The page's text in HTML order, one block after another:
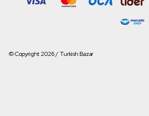
© Copyright 2026 / Turkish Bazar